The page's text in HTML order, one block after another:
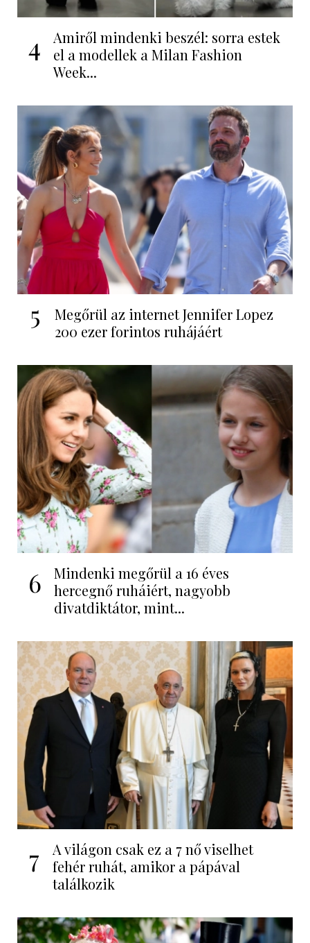
4
Amiről mindenki beszél: sorra estek
el a modellek a Milan Fashion
Week...
5
Megőrül az internet Jennifer Lopez
200 ezer forintos ruhájáért
6
Mindenki megőrül a 16 éves
hercegnő ruháiért, nagyobb
divatdiktátor, mint...
7
A világon csak ez a 7 nő viselhet
fehér ruhát, amikor a pápával
találkozik